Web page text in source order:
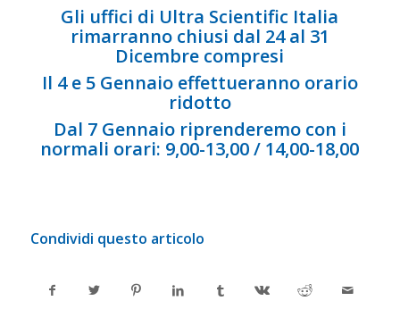
Gli uffici di Ultra Scientific Italia
rimarranno chiusi dal 24 al 31
Dicembre compresi
Il 4 e 5 Gennaio effettueranno orario
ridotto
Dal 7 Gennaio riprenderemo con i
normali orari: 9,00-13,00 / 14,00-18,00
Condividi questo articolo